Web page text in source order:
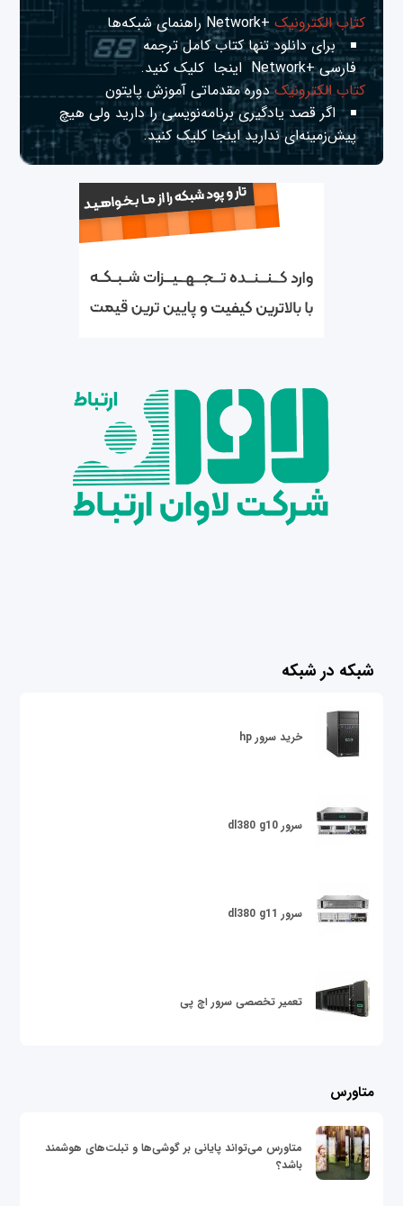
کتاب الکترونیک+Network راهنمای شبکه‌ها
برای دانلود تنها کتاب کامل ترجمه
فارسی +Network
اینجا کلیک کنید.
کتاب الکترونیکدوره مقدماتی آموزش پایتون
اگر قصد یادگیری برنامه‌نویسی را دارید ولی هیچ
پیش‌زمینه‌ای نداریداینجا کلیک کنید.
شبکه در شبکه
خرید سرور hp
سرور dl380 g10
سرور dl380 g11
تعمیر تخصصی سرور اچ پی
متاورس
متاورس می‌تواند پایانی بر گوشی‌ها و تبلت‌های هوشمند
باشد؟